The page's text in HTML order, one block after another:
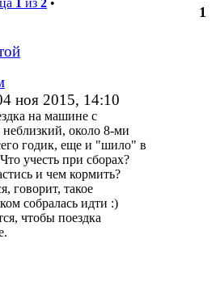
1 из 2 •
1
ноя 2015, 14:10
на машине с
около 8-ми
годик, еще и "шило" в
учесть при сборах?
и чем кормить?
говорит, такое
собралась идти :)
чтобы поездка